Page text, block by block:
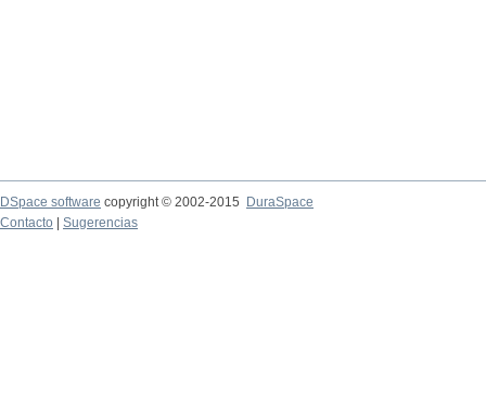
DSpace software copyright © 2002-2015
DuraSpace
Contacto
Sugerencias